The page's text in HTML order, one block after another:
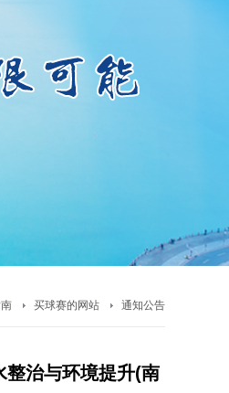
买球赛的网站 通知公告
整治与环境提升(南